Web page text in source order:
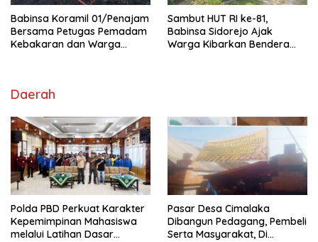
Babinsa Koramil 01/Penajam
Bersama Petugas Pemadam
Kebakaran dan Warga
Sambut HUT RI ke-81,
Babinsa Sidorejo Ajak
Warga Kibarkan Bendera
Daerah
Polda PBD Perkuat Karakter
Kepemimpinan Mahasiswa
melalui Latihan Dasar
Pasar Desa Cimalaka
Dibangun Pedagang, Pembeli
Serta Masyarakat, Di